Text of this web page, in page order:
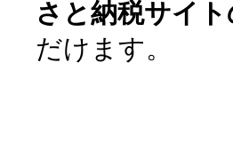
さと納税サイ
だけます。